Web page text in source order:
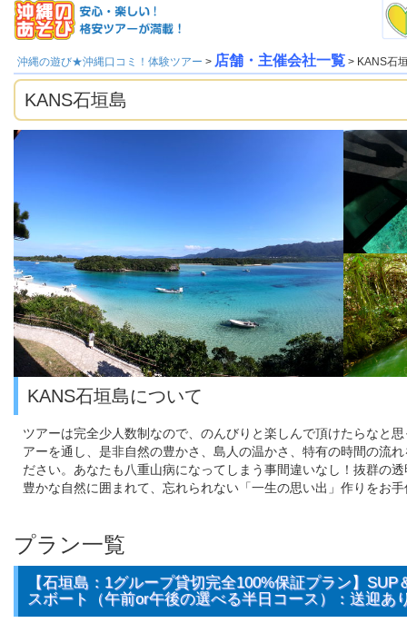
沖縄の遊び★沖縄口コミ！体験ツアー > 店舗・主催会社一覧 > KANS石
KANS石垣島
KANS石垣島について
ツアーは完全少人数制なので、のんびりと楽しんで頂けたらなと
アーを通し、是非自然の豊かさ、島人の温かさ、特有の時間の流
ださい。あなたも八重山病になってしまう事間違いなし！抜群の
豊かな自然に囲まれて、忘れられない「一生の思い出」作りをお
プラン一覧
【石垣島：1グループ貸切完全100%保証プラン】SUP
スボート（午前or午後の選べる半日コース）：送迎あ